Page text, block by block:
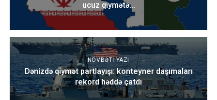
ucuz qiymətə…
NÖVBƏTI YAZI
Dənizdə qiymət partlayışı: konteyner daşımaları
rekord həddə çatdı